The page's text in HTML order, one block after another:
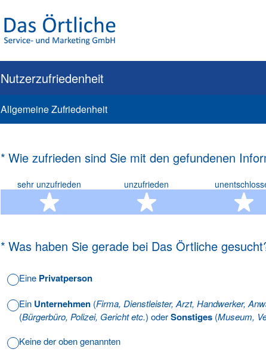
Nutzerzufriedenheit
Allgemeine Zufriedenheit
* Wie zufrieden sind Sie mit den gefundenen
(Erforderlich.)
sehr unzufrieden
1 Stern
unzufrieden
2 Sterne
* Was haben Sie gerade bei Das Örtliche
(Erforderlich.)
Eine Privatperson
Ein Unternehmen (Firma, Dienstleister, Arzt, Handwerker,
(Bürgerbüro, Polizei, Gericht etc.) oderSonstiges (Museum,
Keine der oben genannten